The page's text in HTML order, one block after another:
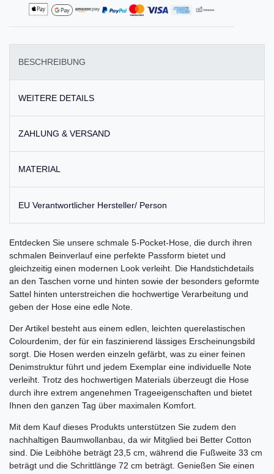
BESCHREIBUNG
WEITERE DETAILS
ZAHLUNG & VERSAND
MATERIAL
EU Verantwortlicher Hersteller/ Person
Entdecken Sie unsere schmale 5-Pocket-Hose, die durch ihren
schmalen Beinverlauf eine perfekte Passform bietet und
gleichzeitig einen modernen Look verleiht. Die Handstichdetails
an den Taschen vorne und hinten sowie der besonders geformte
Sattel hinten unterstreichen die hochwertige Verarbeitung und
geben der Hose eine edle Note.
Der Artikel besteht aus einem edlen, leichten querelastischen
Colourdenim, der für ein faszinierend lässiges Erscheinungsbild
sorgt. Die Hosen werden einzeln gefärbt, was zu einer feinen
Denimstruktur führt und jedem Exemplar eine individuelle Note
verleiht. Trotz des hochwertigen Materials überzeugt die Hose
durch ihre extrem angenehmen Trageeigenschaften und bietet
Ihnen den ganzen Tag über maximalen Komfort.
Mit dem Kauf dieses Produkts unterstützen Sie zudem den
nachhaltigen Baumwollanbau, da wir Mitglied bei Better Cotton
sind. Die Leibhöhe beträgt 23,5 cm, während die Fußweite 33 cm
beträgt und die Schrittlänge 72 cm beträgt. Genießen Sie einen